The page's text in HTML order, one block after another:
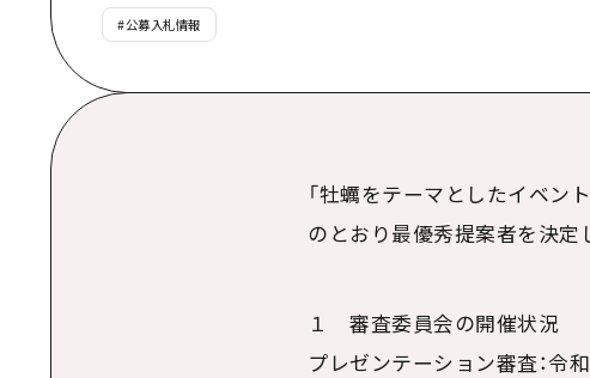
#公募入札情報
「牡蠣をテーマとしたイベン
のとおり最優秀提案者を決定
１ 審査委員会の開催状況
プレゼンテーション審査：令